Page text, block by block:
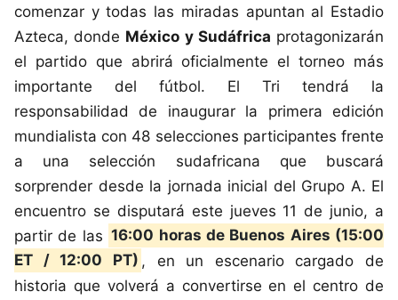
comenzar y todas las miradas apuntan al Estadio
Azteca, donde México y Sudáfrica protagonizarán
el partido que abrirá oficialmente el torneo más
importante del fútbol. El Tri tendrá la
responsabilidad de inaugurar la primera edición
mundialista con 48 selecciones participantes frente
a una selección sudafricana que buscará
sorprender desde la jornada inicial del Grupo A. El
encuentro se disputará este jueves 11 de junio, a
partir de las 16:00 horas de Buenos Aires (15:00
ET / 12:00 PT) , en un escenario cargado de
historia que volverá a convertirse en el centro de